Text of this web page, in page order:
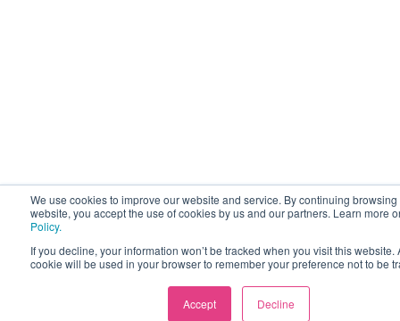
We use cookies to improve our website and service. By continuing browsing
website, you accept the use of cookies by us and our partners. Learn more
Policy.
If you decline, your information won’t be tracked when you visit this website.
cookie will be used in your browser to remember your preference not to be
Accept Decline